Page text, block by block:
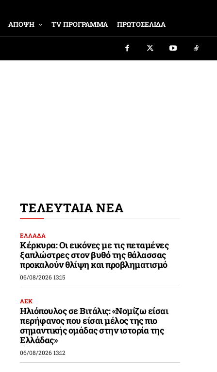
ΑΠΟΨΗ TV ΠΡΟΓΡΑΜΜΑ ΠΡΩΤΟΣΕΛΙΔΑ
ΤΕΛΕΥΤΑΙΑ ΝΕΑ
ΕΛΛΑΔΑ
Κέρκυρα: Οι εικόνες με τις πεταμένες
ξαπλώστρες στον βυθό της θάλασσας
προκαλούν θλίψη και προβληματισμό
06/08/2026 13:15
ΑΕΚ
Ηλιόπουλος σε Βιτάλις: «Νομίζω είσαι
περήφανος που είσαι μέλος της πιο
σημαντικής ομάδας στην ιστορία της
Ελλάδας»
06/08/2026 13:12